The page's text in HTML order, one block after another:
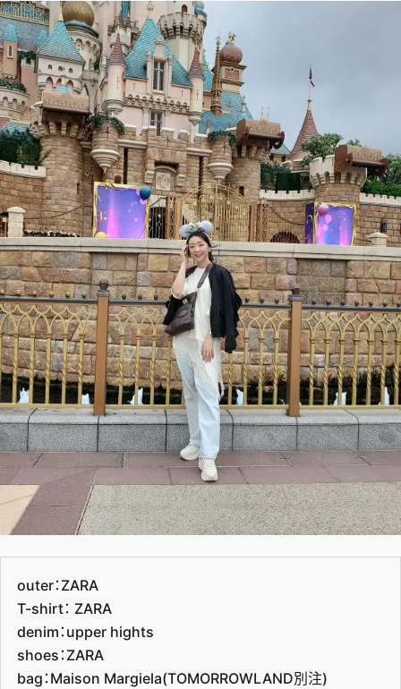
outer：ZARA
T-shirt： ZARA
denim：upper hights
shoes：ZARA
bag：Maison Margiela(TOMORROWLAND別注)